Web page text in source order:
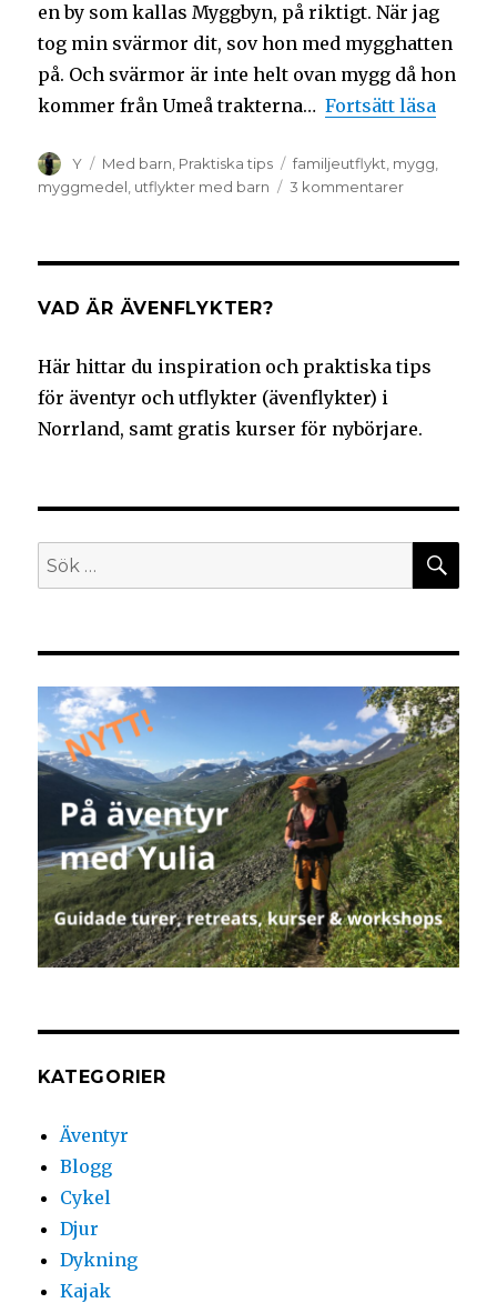
en by som kallas Myggbyn, på riktigt. När jag
tog min svärmor dit, sov hon med mygghatten
på. Och svärmor är inte helt ovan mygg då hon
kommer från Umeå trakterna…Fortsätt läsa
Y Med barn, Praktiska tips familjeutflykt, mygg,
myggmedel, utflykter med barn 3 kommentarer
VAD ÄR ÄVENFLYKTER?
Här hittar du inspiration och praktiska tips
för äventyr och utflykter (ävenflykter) i
Norrland, samt gratis kurser för nybörjare.
KATEGORIER
Äventyr
Blogg
Cykel
Djur
Dykning
Kajak